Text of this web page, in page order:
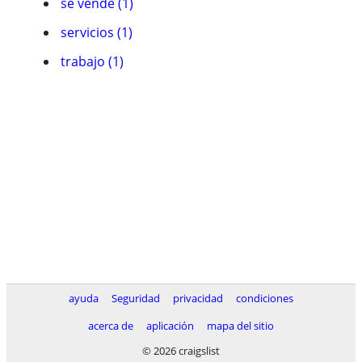
servicios (1)
trabajo (1)
ayuda Seguridad privacidad
condiciones
acerca de
aplicación
mapa del sitio
© 2026 craigslist